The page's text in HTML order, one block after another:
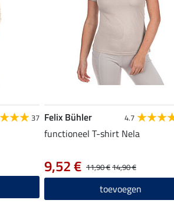
37 Felix Bühler 4.7
functioneel T-shirt Nela
11,90 €14,90 €
9,52 €
toevoegen